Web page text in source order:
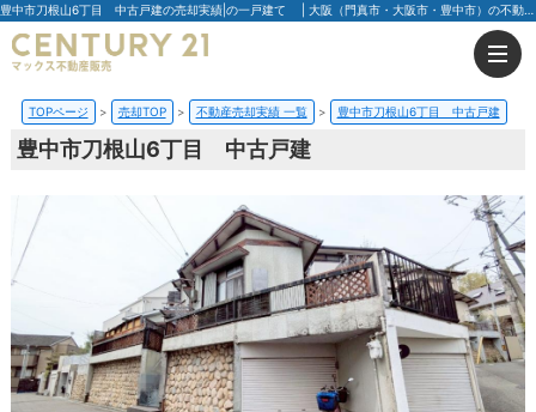
豊中市刀根山6丁目 中古戸建の売却実績|の一戸建て | 大阪（門真市・大阪市・豊中市）の不動産はセンチュリー21マックス不動産販売
TOPページ 売却TOP 不動産売却実績 一覧 豊中市刀根山6丁目 中古戸建
豊中市刀根山6丁目 中古戸建